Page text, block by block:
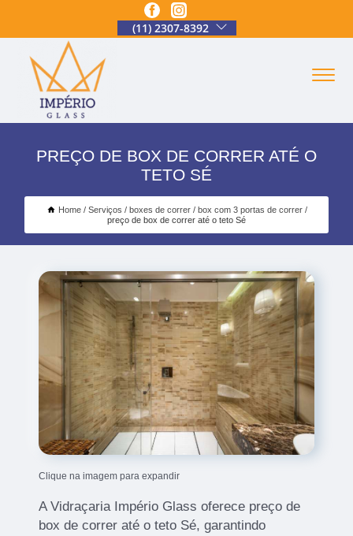
(11) 2307-8392
PREÇO DE BOX DE CORRER ATÉ O
TETO SÉ
Home Serviços boxes de correr
box com 3 portas de correr
preço de box de correr até o teto Sé
Clique na imagem para expandir
A Vidraçaria Império Glass oferece preço de
box de correr até o teto Sé, garantindo